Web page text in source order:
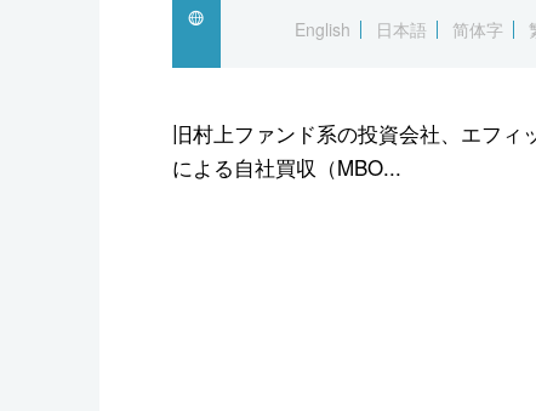
暮らし
English
日本語 简体字
旧村上ファンド系の投資会社、エフ
による自社買収（MBO...